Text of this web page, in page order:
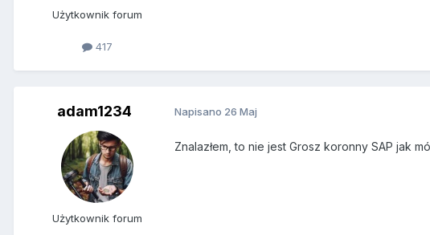
Użytkownik forum
417
adam1234
Użytkownik forum
Napisano 26 Maj
Znalazłem, to nie jest Grosz koronny SAP jak